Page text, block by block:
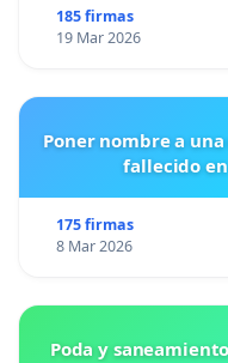
185 firmas
19 Mar 2026
Poner nombre a
fallecido
175 firmas
8 Mar 2026
Poda y